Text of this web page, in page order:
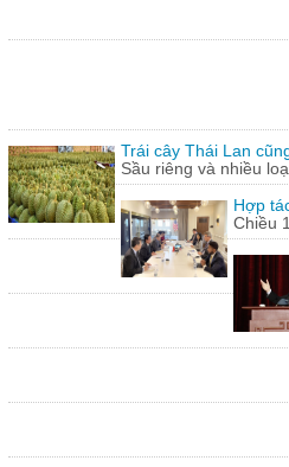
Trái cây Thái Lan
Sầu riêng và nhiều
Hợp
Chiều